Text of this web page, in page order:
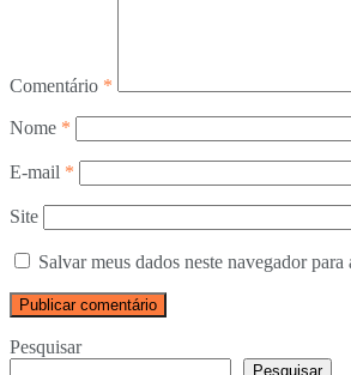
Comentário *
Nome *
E-mail *
Site
Salvar meus dados neste navegador
Pesquisar
Pesquisar